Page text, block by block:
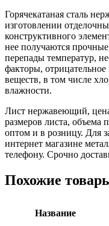
Горячекатаная сталь
изготовлении
конструктивного
нее получаются
перепады температур,
факторы,
веществ, в том числе
влажности.
Лист нержавеющий,
размеров листа,
оптом и в розницу. Для
интернет магазине
телефону. Срочно
Похожие
Название